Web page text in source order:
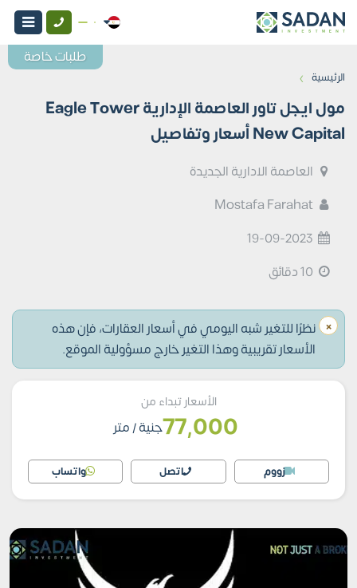
الرئيسية ›
مول ايجل تاور العاصمة الإدارية Eagle Tower
New Capital أسعار وتفاصيل
العاصمة الادارية الجديدة
Mostafa Farahat
19-09-2023
× نظرًا للتغير شبه اليومي في أسعار العقارات، فإن هذه
الأسعار تقريبية وهذا التغير خارج مسؤولية الموقع.
الأسعار تبداء من
77,000جنية/ متر
زووم اتصل واتساب
طلبات خاصة